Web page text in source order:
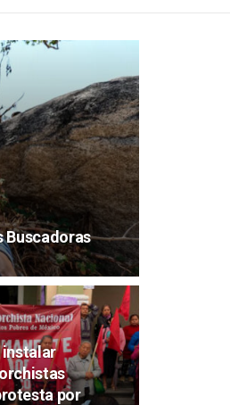
Buscadoras
instalar
por